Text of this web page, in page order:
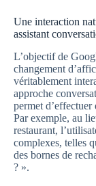
Une interaction
assistant
L’objectif de
changement
véritablement
approche
permet d’effectuer
Par exemple, au
restaurant,
complexes, telles
des bornes de
? ».